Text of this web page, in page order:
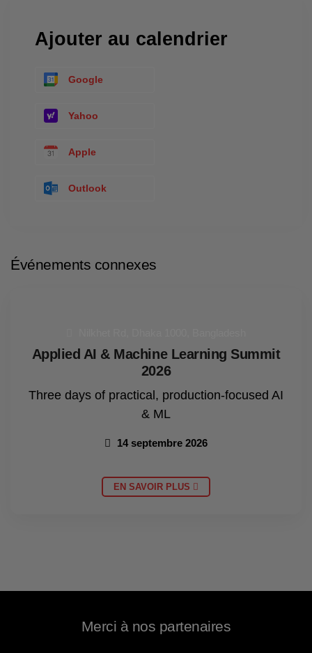
Ajouter au calendrier
Google
Yahoo
Apple
Outlook
Événements connexes
Applied AI & Machine Learning Summit
2026
Three days of practical, production-focused AI
& ML
14 septembre 2026
EN SAVOIR PLUS
Merci à nos partenaires